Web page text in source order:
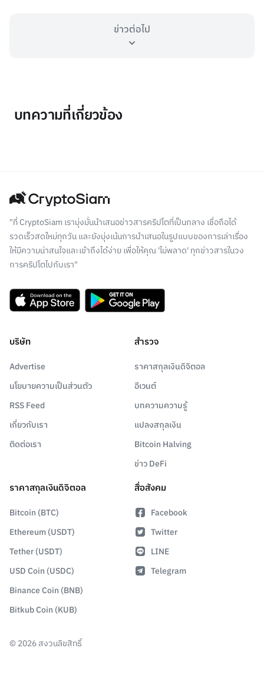
ข่าวต่อไป
บทความที่เกี่ยวข้อง
"ที่ CryptoSiam เรามุ่งมั่นนำเสนอข่าวสารคริปโตที่เป็นกลาง เชื่อถือได้
รวดเร็วสดใหม่ทุกวัน และยังมุ่งเน้นการนำเสนอในรูปแบบของการเล่าเรื่อง
ให้มีความน่าสนใจและเข้าถึงได้ง่าย เพื่อให้คุณ 'ไม่พลาด' ทุกข่าวสารในวง
การคริปโตไปกับเรา"
บริษัท
Advertise
นโยบายความเป็นส่วนตัว
RSS Feed
เกี่ยวกับเรา
ติดต่อเรา
สำรวจ
ราคาสกุลเงินดิจิตอล
อีเวนต์
บทความความรู้
แปลงสกุลเงิน
Bitcoin Halving
ข่าว DeFi
ราคาสกุลเงินดิจิตอล
Bitcoin (BTC)
Ethereum (USDT)
Tether (USDT)
USD Coin (USDC)
Binance Coin (BNB)
Bitkub Coin (KUB)
สื่อสังคม
Facebook
Twitter
LINE
Telegram
© 2026สงวนลิขสิทธิ์